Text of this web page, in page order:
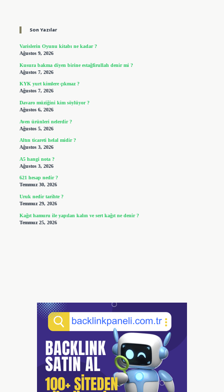
Son Yazılar
Varislerin Oyunu kitabı ne kadar ?
Ağustos 9, 2026
Kusura bakma diyen birine estağfirullah denir mi ?
Ağustos 7, 2026
KYK yurt kimlere çıkmaz ?
Ağustos 7, 2026
Davaro müziğini kim söylüyor ?
Ağustos 6, 2026
Aven ürünleri nelerdir ?
Ağustos 5, 2026
Altın ticareti helal midir ?
Ağustos 3, 2026
A5 hangi nota ?
Ağustos 3, 2026
621 hesap nedir ?
Temmuz 30, 2026
Uruk nedir tarihte ?
Temmuz 29, 2026
Kağıt hamuru ile yapılan kalın ve sert kağıt ne denir ?
Temmuz 25, 2026